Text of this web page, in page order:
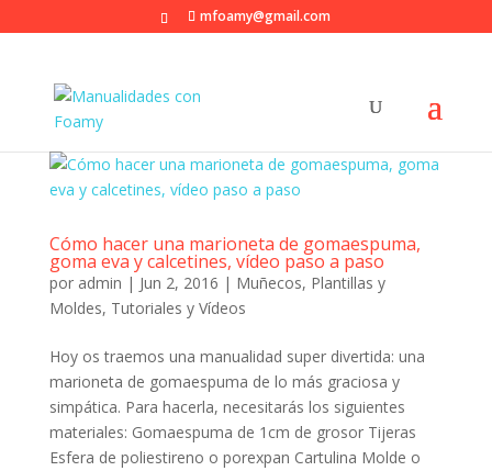
mfoamy@gmail.com
Cómo hacer una marioneta de gomaespuma,
goma eva y calcetines, vídeo paso a paso
por admin | Jun 2, 2016 | Muñecos, Plantillas y
Moldes, Tutoriales y Vídeos
Hoy os traemos una manualidad super divertida: una
marioneta de gomaespuma de lo más graciosa y
simpática. Para hacerla, necesitarás los siguientes
materiales: Gomaespuma de 1cm de grosor Tijeras
Esfera de poliestireno o porexpan Cartulina Molde o